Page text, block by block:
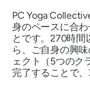
PC Yoga
身のペースに合
とです。270時間
ら、ご自身の興
ェクト（5つのク
完了することで